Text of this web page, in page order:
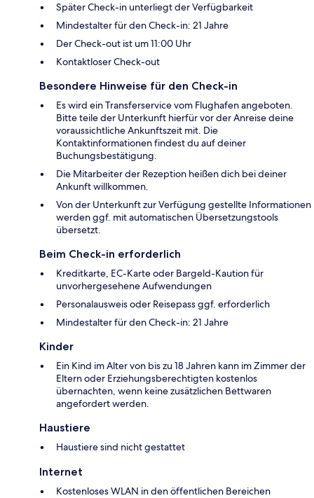
Später Check-in unterliegt der Verfügbarkeit
Mindestalter für den Check-in: 21 Jahre
Der Check-out ist um 11:00 Uhr
Kontaktloser Check-out
Besondere Hinweise für den Check-in
Es wird ein Transferservice vom Flughafen angeboten.
Bitte teile der Unterkunft hierfür vor der Anreise deine
voraussichtliche Ankunftszeit mit. Die
Kontaktinformationen findest du auf deiner
Buchungsbestätigung.
Die Mitarbeiter der Rezeption heißen dich bei deiner
Ankunft willkommen.
Von der Unterkunft zur Verfügung gestellte Informationen
werden ggf. mit automatischen Übersetzungstools
übersetzt.
Beim Check-in erforderlich
Kreditkarte, EC-Karte oder Bargeld-Kaution für
unvorhergesehene Aufwendungen
Personalausweis oder Reisepass ggf. erforderlich
Mindestalter für den Check-in: 21 Jahre
Kinder
Ein Kind im Alter von bis zu 18 Jahren kann im Zimmer der
Eltern oder Erziehungsberechtigten kostenlos
übernachten, wenn keine zusätzlichen Bettwaren
angefordert werden.
Haustiere
Haustiere sind nicht gestattet
Internet
Kostenloses WLAN in den öffentlichen Bereichen